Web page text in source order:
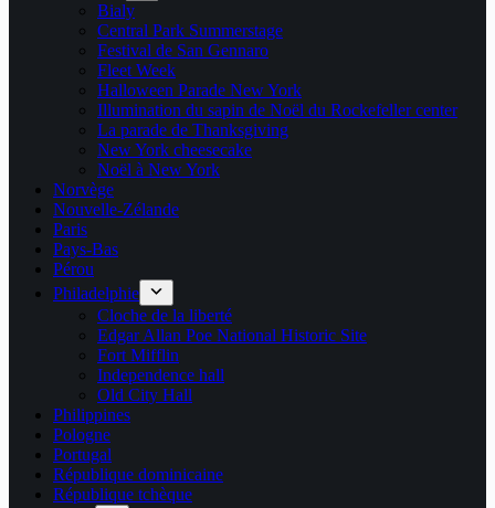
Bialy
Central Park Summerstage
Festival de San Gennaro
Fleet Week
Halloween Parade New York
Illumination du sapin de Noël du Rockefeller center
La parade de Thanksgiving
New York cheesecake
Noël à New York
Norvège
Nouvelle-Zélande
Paris
Pays-Bas
Pérou
Philadelphie
Cloche de la liberté
Edgar Allan Poe National Historic Site
Fort Mifflin
Independence hall
Old City Hall
Philippines
Pologne
Portugal
République dominicaine
République tchèque